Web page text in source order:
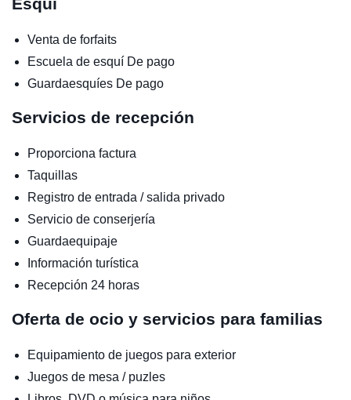
Venta de forfaits
Escuela de esquí De pago
Guardaesquíes De pago
Servicios de recepción
Proporciona factura
Taquillas
Registro de entrada / salida privado
Servicio de conserjería
Guardaequipaje
Información turística
Recepción 24 horas
Oferta de ocio y servicios para familias
Equipamiento de juegos para exterior
Juegos de mesa / puzles